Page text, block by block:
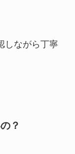
しながら丁寧
？